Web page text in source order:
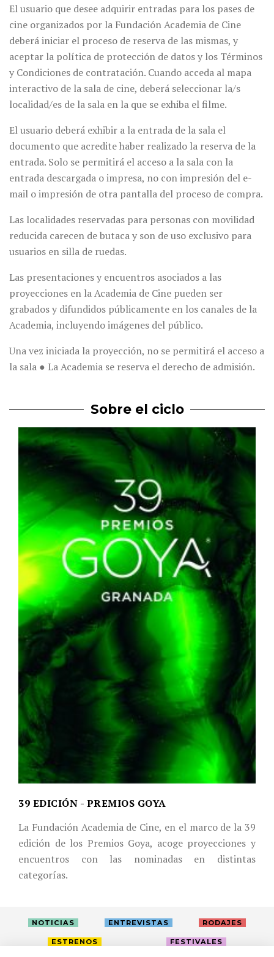
El usuario que desee adquirir entradas para los pases de
cine organizados por la Fundación Academia de Cine
deberá iniciar el proceso de reserva de las mismas, y
aceptar la política de protección de datos y los Términos
y Condiciones de contratación. Cuando acceda al mapa
interactivo de la sala de cine, deberá seleccionar la/s
localidad/es de la sala en la que se exhiba el filme.
El usuario deberá exhibir a la entrada de la sala el
documento que acredite haber realizado la reserva de la
entrada. Solo se permitirá el acceso a la sala con la
entrada descargada o impresa, no con impresión del e-
mail o impresión de otra pantalla del proceso de compra.
Las localidades reservadas para personas con movilidad
reducida carecen de butaca y son de uso exclusivo para
usuarios en silla de ruedas.
Las presentaciones y encuentros asociados a las
proyecciones en la Academia de Cine pueden ser
grabados y difundidos públicamente en los canales de la
Academia, incluyendo imágenes del público.
Una vez iniciada la proyección, no se permitirá el acceso a
la sala ● La Academia se reserva el derecho de admisión.
Sobre el ciclo
39 EDICIÓN - PREMIOS GOYA
La Fundación Academia de Cine, en el marco de la 39
edición de los Premios Goya, acoge proyecciones y
encuentros con las nominadas en distintas
categorías.
NOTICIAS ENTREVISTAS RODAJES
ESTRENOS FESTIVALES